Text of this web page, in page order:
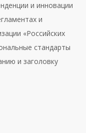
и инновации
и
«Российских
стандарты
и заголовку